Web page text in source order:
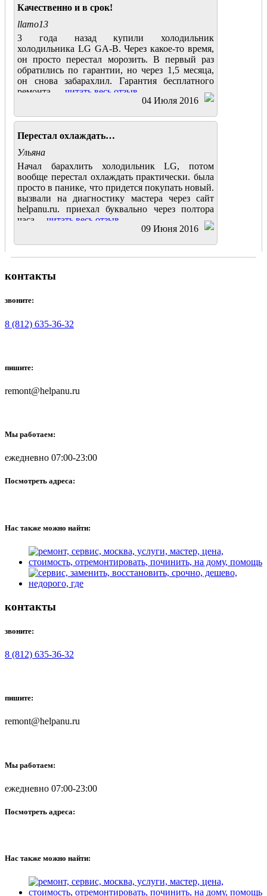
Качественно и в срок!
llamo13
3 года назад купили холодильник
холодильника LG GA-B. Через какое-то время,
он просто перестал морозить. В первый раз
обратились по гарантии, но через 1,5 месяца,
он снова забарахлил. Гарантия бесплатного
ремонта..... читать весь отзыв
04 Июля 2016
Перестал охлаждать…
Ульяна
Начал барахлить холодильник LG, потом
вообще перестал охлаждать практически. была
просто в панике, что придется покупать новый.
вызвали на диагностику мастера через сайт
helpanu.ru. приехал буквально через полтора
часа.... читать весь отзыв
09 Июня 2016
контакты
звоните:
8 (812) 635-36-32
пишите:
remont@helpanu.ru
Мы работаем:
ежедневно 07:00-23:00
Посмотреть адреса:
Нас также можно найти:
контакты
звоните:
8 (812) 635-36-32
пишите:
remont@helpanu.ru
Мы работаем:
ежедневно 07:00-23:00
Посмотреть адреса:
Нас также можно найти: